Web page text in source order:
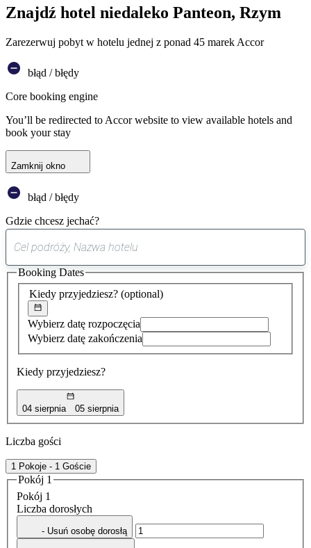
Znajdź hotel niedaleko Panteon, Rzym
Zarezerwuj pobyt w hotelu jednej z ponad 45 marek Accor
błąd / błędy
Core booking engine
You’ll be redirected to Accor website to view available hotels and
book your stay
Zamknij okno
błąd / błędy
Gdzie chcesz jechać?
sugestia
została
znaleziona
Kiedy przyjedziesz? (optional)
Wybierz datę rozpoczęcia
Wybierz datę zakończenia
Kiedy przyjedziesz?
04 sierpnia 05 sierpnia
Booking Dates
Liczba gości
1 Pokoje - 1 Goście
Pokój 1
Pokój 1
Liczba dorosłych
- Usuń osobę dorosłą